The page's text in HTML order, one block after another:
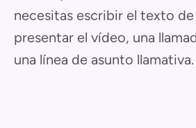
necesitas escribir el texto
presentar el vídeo, una
una línea de asunto llamativa.